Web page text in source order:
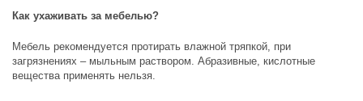
Как ухаживать за мебелью?
Мебель рекомендуется протирать влажной тряпкой, при
загрязнениях – мыльным раствором. Абразивные, кислотные
вещества применять нельзя.